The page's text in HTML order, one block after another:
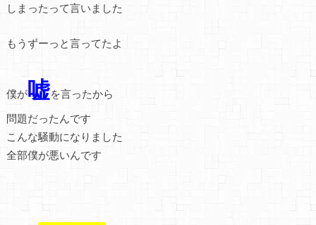
しまったって言いました
もうずーっと言ってたよ
僕が嘘を言ったから
問題だったんです
こんな騒動になりました
全部僕が悪いんです